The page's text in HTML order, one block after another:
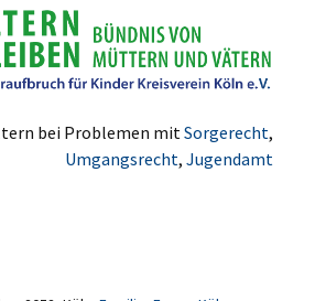
bei Problemen mit Sorgerecht,
Umgangsrecht, Jugendamt